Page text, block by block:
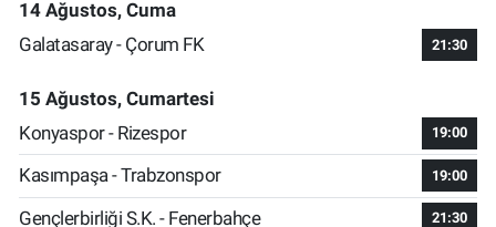
14 Ağustos, Cuma
Galatasaray - Çorum FK
21:30
15 Ağustos, Cumartesi
Konyaspor - Rizespor
19:00
Kasımpaşa - Trabzonspor 19:00
Gençlerbirliği S.K. - Fenerbahçe 21:30